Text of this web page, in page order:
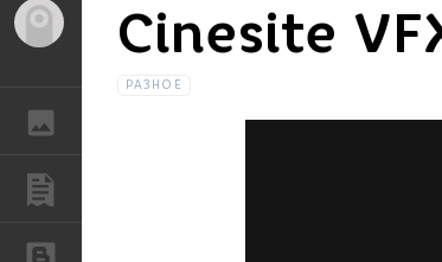
ГостьCinesite
РАЗНОЕ